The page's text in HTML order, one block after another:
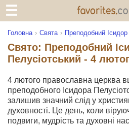
Головна Свята Преподобний
Свято: Преподобний
Пелусіотський - 4
4 лютого православна церква
преподобного Ісидора
залишив значний слід у
духовності. Це день, коли
подвиги, мудрість та духовні